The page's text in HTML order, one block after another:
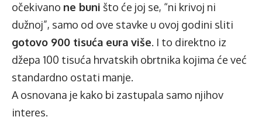
očekivano ne buni što će joj se, “ni krivoj ni
dužnoj”, samo od ove stavke u ovoj godini sliti
gotovo 900 tisuća eura više. I to direktno iz
džepa 100 tisuća hrvatskih obrtnika kojima će već
standardno ostati manje.
A osnovana je kako bi zastupala samo njihov
interes.